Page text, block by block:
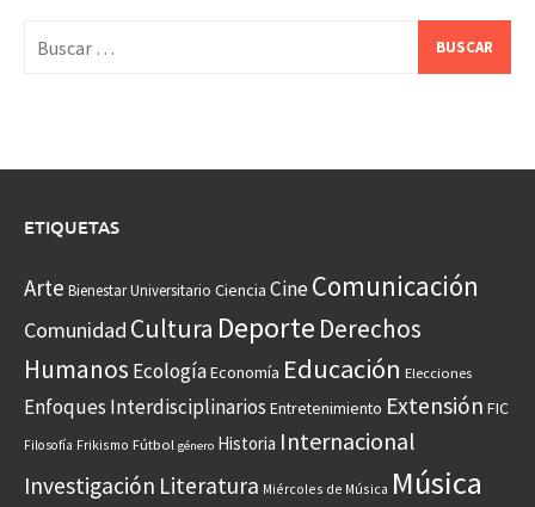
ETIQUETAS
Arte Bienestar Universitario Ciencia CineComunicación
Comunidad Cultura Deporte Derechos
Humanos EcologíaEconomía Educación Elecciones
Enfoques Interdisciplinarios Entretenimiento Extensión FIC
Filosofía Frikismo Fútbol género Historia Internacional
Investigación Literatura Miércoles de Música Música